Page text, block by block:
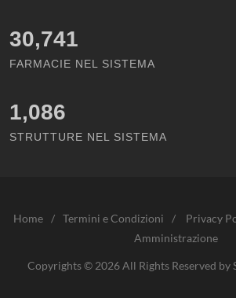
30,741
FARMACIE NEL SISTEMA
1,086
STRUTTURE NEL SISTEMA
Home / Termini e Condizioni / Privacy
Amministrazione
Copyrights © 2026 All Rights Reserved by